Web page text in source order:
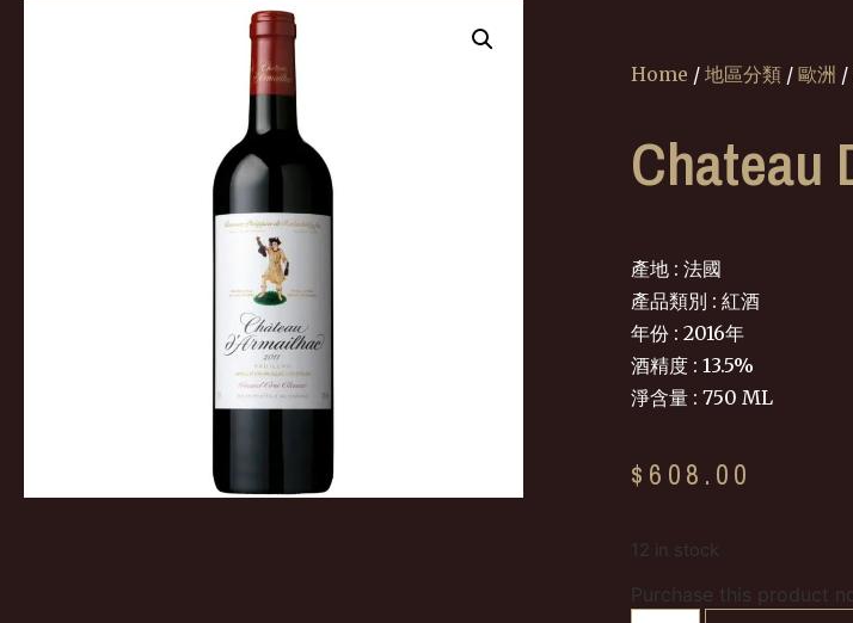
Home / 地區分類/ 歐洲 /
Chateau
產地 : 法國
產品類別 : 紅酒
年份 : 2016年
酒精度 : 13.5%
淨含量 : 750 ML
$ 608.00
12 in stock
Purchase this product